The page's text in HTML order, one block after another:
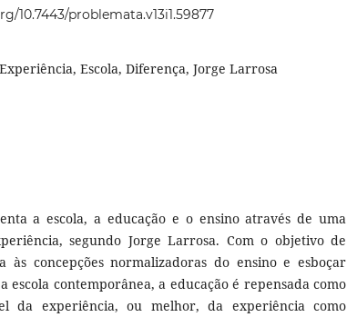
10.7443/problemata.v13i1.59877
Experiência, Escola, Diferença, Jorge Larrosa
a escola, a educação e o ensino através de uma
segundo Jorge Larrosa. Com o objetivo de
às concepções normalizadoras do ensino e esboçar
escola contemporânea, a educação é repensada como
da experiência, ou melhor, da experiência como